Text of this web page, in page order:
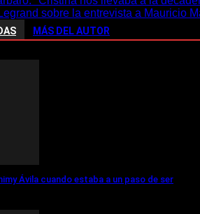
sobre la entrevista a Mauricio
MÁS DEL AUTOR
Ávila cuando estaba a un paso de ser